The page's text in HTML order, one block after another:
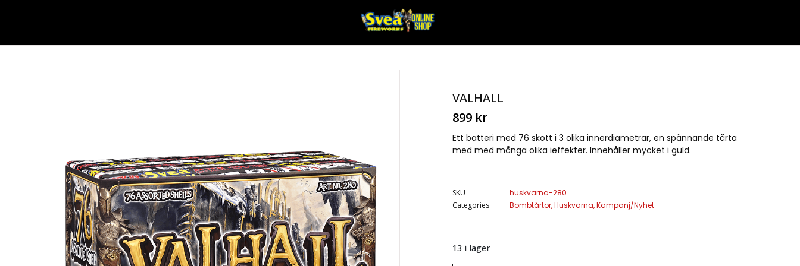
VALHALL
899 kr
Ett batteri med 76 skott i 3 olika innerdiametrar, en spännande tårta
med med många olika ieffekter. Innehåller mycket i guld.
SKU
huskvarna-280
Categories
Bombtårtor,Huskvarna,Kampanj/Nyhet
13 i lager